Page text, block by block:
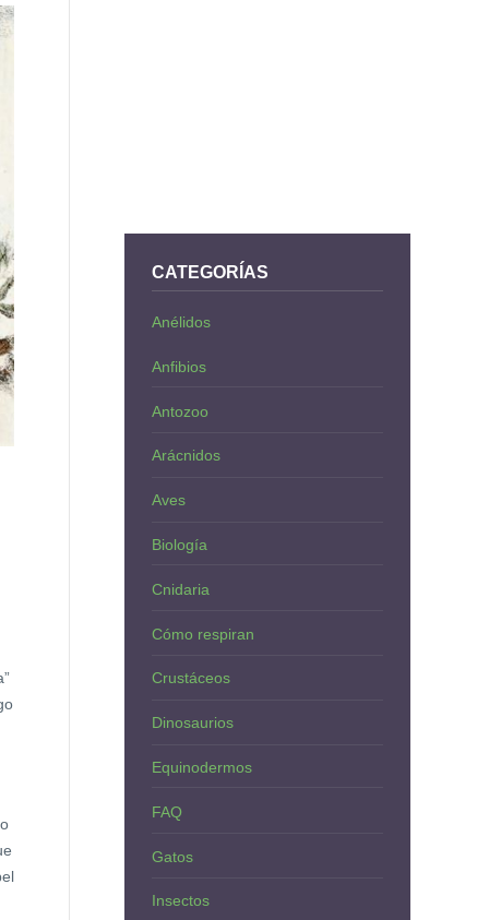
CATEGORÍAS
Anélidos
Anfibios
Antozoo
Arácnidos
Aves
Biología
Cnidaria
Cómo respiran
Crustáceos
Dinosaurios
Equinodermos
FAQ
Gatos
Insectos